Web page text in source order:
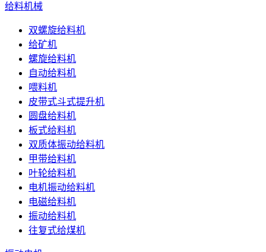
给料机械
双螺旋给料机
给矿机
螺旋给料机
自动给料机
喂料机
皮带式斗式提升机
圆盘给料机
板式给料机
双质体振动给料机
甲带给料机
叶轮给料机
电机振动给料机
电磁给料机
振动给料机
往复式给煤机